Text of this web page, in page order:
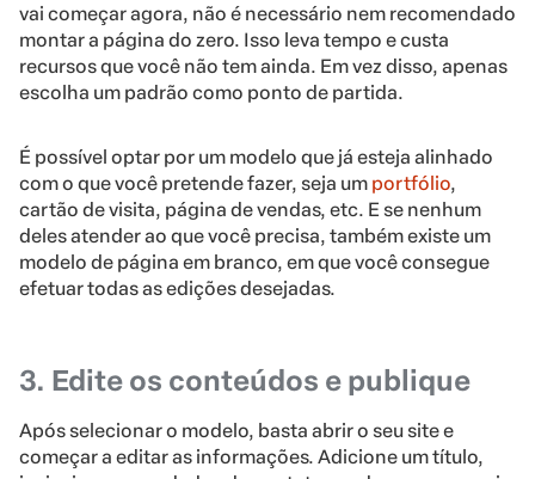
vai começar agora, não é necessário nem recomendado
montar a página do zero. Isso leva tempo e custa
recursos que você não tem ainda. Em vez disso, apenas
escolha um padrão como ponto de partida.
É possível optar por um modelo que já esteja alinhado
com o que você pretende fazer, seja um portfólio,
cartão de visita, página de vendas, etc. E se nenhum
deles atender ao que você precisa, também existe um
modelo de página em branco, em que você consegue
efetuar todas as edições desejadas.
3. Edite os conteúdos e publique
Após selecionar o modelo, basta abrir o seu site e
começar a editar as informações. Adicione um título,